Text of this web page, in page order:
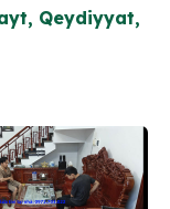
Qeydiyyat,